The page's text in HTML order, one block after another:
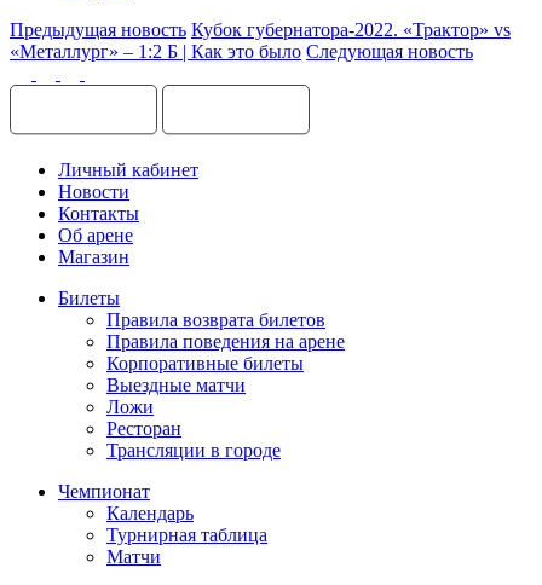
Предыдущая новость Кубок губернатора-2022. «Трактор» vs
«Металлург» – 1:2 Б | Как это было Следующая новость
Личный кабинет
Новости
Контакты
Об арене
Магазин
Билеты
Правила возврата билетов
Правила поведения на арене
Корпоративные билеты
Выездные матчи
Ложи
Ресторан
Трансляции в городе
Чемпионат
Календарь
Турнирная таблица
Матчи